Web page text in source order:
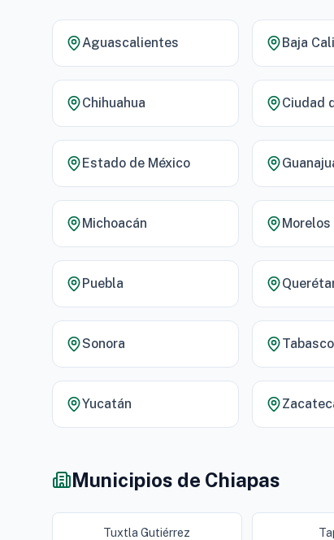
Aguascalientes Baja
Chihuahua Ciudad
Estado de México
Michoacán Morelos
Puebla
Sonora Tabasco
Yucatán
Municipios de Chiapas
Tuxtla Gutiérrez